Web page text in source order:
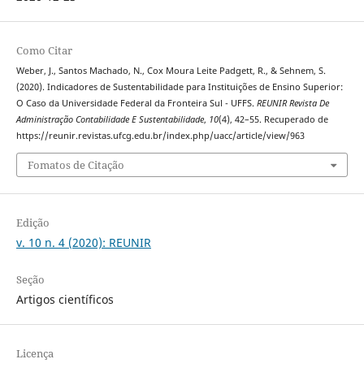
Como Citar
Weber, J., Santos Machado, N., Cox Moura Leite Padgett, R., & Sehnem, S.
(2020). Indicadores de Sustentabilidade para Instituições de Ensino Superior:
O Caso da Universidade Federal da Fronteira Sul - UFFS. REUNIR Revista De
Administração Contabilidade E Sustentabilidade, 10(4), 42–55. Recuperado de
https://reunir.revistas.ufcg.edu.br/index.php/uacc/article/view/963
Fomatos de Citação
Edição
v. 10 n. 4 (2020): REUNIR
Seção
Artigos científicos
Licença